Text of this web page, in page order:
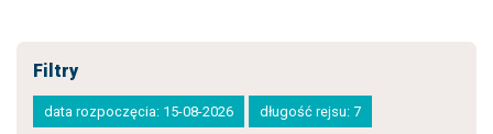
Filtry
data rozpoczęcia: 15-08-2026 długość rejsu: 7